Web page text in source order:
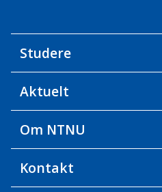
Studere
Aktuelt
Om NTNU
Kontakt